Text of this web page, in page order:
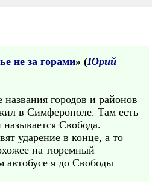
не за горами» (Юрий
городов и районов
в Симферополе. Там есть
Свобода.
ударение в конце, а то
на тюремный
я до Свободы